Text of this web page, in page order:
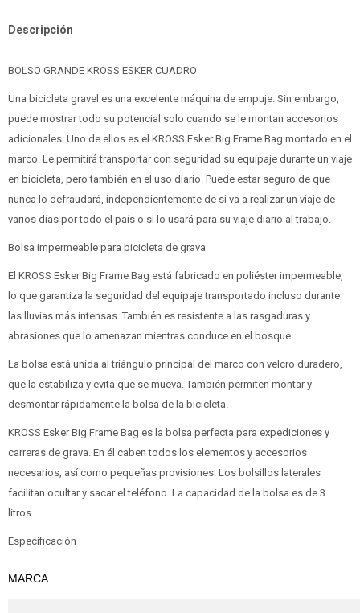
Descripción
BOLSO GRANDE KROSS ESKER CUADRO
Una bicicleta gravel es una excelente máquina de empuje. Sin embargo,
puede mostrar todo su potencial solo cuando se le montan accesorios
adicionales. Uno de ellos es el KROSS Esker Big Frame Bag montado en el
marco. Le permitirá transportar con seguridad su equipaje durante un viaje
en bicicleta, pero también en el uso diario. Puede estar seguro de que
nunca lo defraudará, independientemente de si va a realizar un viaje de
varios días por todo el país o si lo usará para su viaje diario al trabajo.
Bolsa impermeable para bicicleta de grava
El KROSS Esker Big Frame Bag está fabricado en poliéster impermeable,
lo que garantiza la seguridad del equipaje transportado incluso durante
las lluvias más intensas. También es resistente a las rasgaduras y
abrasiones que lo amenazan mientras conduce en el bosque.
La bolsa está unida al triángulo principal del marco con velcro duradero,
que la estabiliza y evita que se mueva. También permiten montar y
desmontar rápidamente la bolsa de la bicicleta.
KROSS Esker Big Frame Bag es la bolsa perfecta para expediciones y
carreras de grava. En él caben todos los elementos y accesorios
necesarios, así como pequeñas provisiones. Los bolsillos laterales
facilitan ocultar y sacar el teléfono. La capacidad de la bolsa es de 3
litros.
Especificación
MARCA